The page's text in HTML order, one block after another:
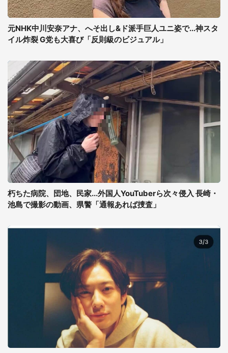
元NHK中川安奈アナ、へそ出し&ド派手巨人ユニ姿で...神スタ
イル炸裂 G党も大喜び「反則級のビジュアル」
朽ちた病院、団地、民家...外国人YouTuberら次々侵入 長崎・
池島で撮影の動画、県警「通報あれば捜査」